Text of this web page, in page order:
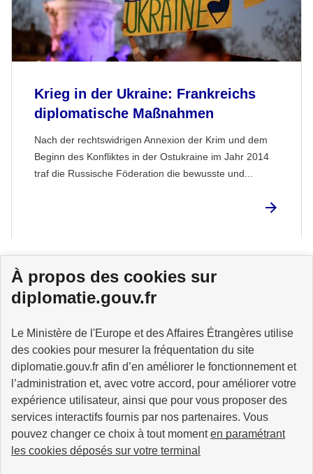
À propos des cookies sur
diplomatie.gouv.fr
Le Ministère de l'Europe et des Affaires Étrangères utilise
des cookies pour mesurer la fréquentation du site
diplomatie.gouv.fr afin d’en améliorer le fonctionnement et
l’administration et, avec votre accord, pour améliorer votre
expérience utilisateur, ainsi que pour vous proposer des
services interactifs fournis par nos partenaires. Vous
pouvez changer ce choix à tout momenten paramétrant
les cookies déposés sur votre terminal
Krieg in der Ukraine: Frankreichs
diplomatische Maßnahmen
Nach der rechtswidrigen Annexion der Krim und dem
Beginn des Konfliktes in der Ostukraine im Jahr 2014
traf die Russische Föderation die bewusste und...
MINISTÈRE
DE L'EUROPE
ET DES AFFAIRES
ÉTRANGÈRES
info.gouv.fr service-public.fr